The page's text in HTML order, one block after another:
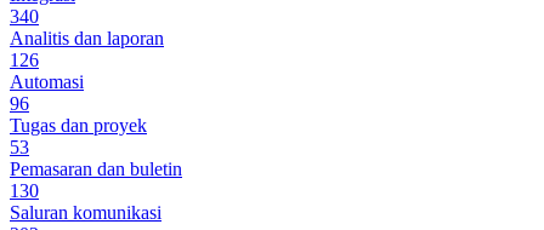
340
Analitis dan laporan
126
Automasi
96
Tugas dan proyek
53
Pemasaran dan buletin
130
Saluran komunikasi